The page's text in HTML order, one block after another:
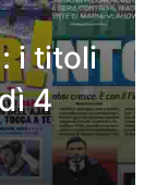
i titoli
4